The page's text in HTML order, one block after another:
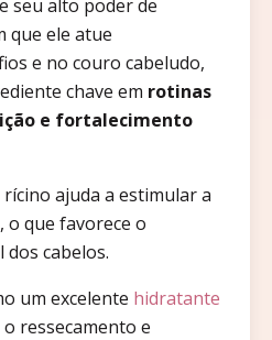
seu alto poder de
que ele atue
e no couro cabeludo,
chave em rotinas
e fortalecimento
ajuda a estimular a
o que favorece o
dos cabelos.
um excelente hidratante
ressecamento e